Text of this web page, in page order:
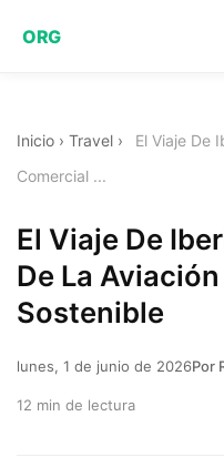
ORG
Inicio › Travel ›
El Viaje De
Comercial ...
El Viaje De
De La
Sostenible
lunes, 1 de junio de 2026Por
12 min de lectura